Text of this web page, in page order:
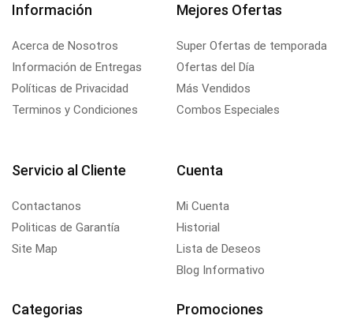
Información
Acerca de Nosotros
Información de Entregas
Políticas de Privacidad
Terminos y Condiciones
Mejores Ofertas
Super Ofertas de temporada
Ofertas del Día
Más Vendidos
Combos Especiales
Servicio al Cliente
Contactanos
Politicas de Garantía
Site Map
Cuenta
Mi Cuenta
Historial
Lista de Deseos
Blog Informativo
Categorias Promociones